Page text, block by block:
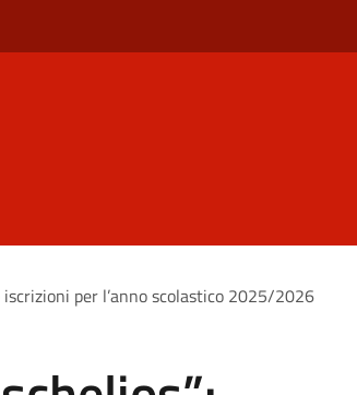
per l’anno scolastico 2025/2026